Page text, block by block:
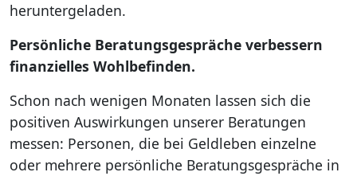
heruntergeladen.
Persönliche Beratungsgespräche verbessern
finanzielles Wohlbefinden.
Schon nach wenigen Monaten lassen sich die
positiven Auswirkungen unserer Beratungen
messen: Personen, die bei Geldleben einzelne
oder mehrere persönliche Beratungsgespräche in